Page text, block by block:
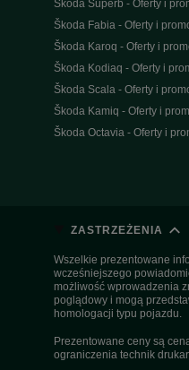
Škoda Superb - Oferty i
Škoda Fabia - Oferty i
Škoda Karoq - Oferty i
Škoda Kodiaq - Oferty i
Škoda Scala - Oferty i
Škoda Kamiq - Oferty i
Škoda Octavia - Oferty i
ZASTRZEŻENIA
Wszelkie prezentowane
wcześniejszego
możliwość wprowadzenia
poglądowy i mogą
homologacji typu pojazdu.
Prezentowane ceny są
ograniczenia technik